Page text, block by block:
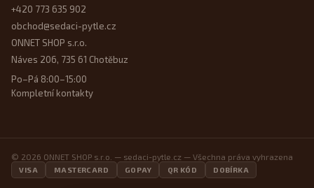
+420 773 635 902
obchod@sedaci-pytle.cz
ONNET SHOP s.r.o.
Náves 206, 735 61 Chotěbuz
Po–Pá 8:00–15:00
Kompletní kontakty
© 2026 ONNET SHOP s.r.o. — sedaci-pytle.cz — Všechna práva vyhrazena
VISA MASTERCARD GOPAY QR KÓD DOBÍRKA